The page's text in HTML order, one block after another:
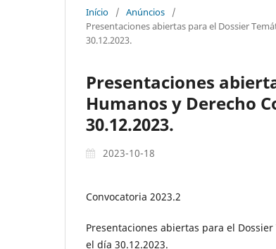
Início / Anúncios
/
Presentaciones abiertas para el Dossier
30.12.2023.
Presentaciones
Humanos y Derecho
30.12.2023.
2023-10-18
Convocatoria 2023.2
Presentaciones abiertas para el
el día 30.12.2023.